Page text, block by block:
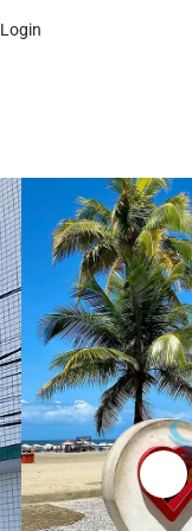
Login